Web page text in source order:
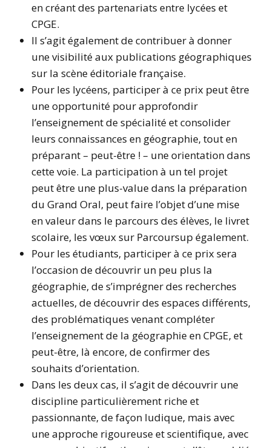
en créant des partenariats entre lycées et
CPGE.
Il s’agit également de contribuer à donner
une visibilité aux publications géographiques
sur la scène éditoriale française.
Pour les lycéens, participer à ce prix peut être
une opportunité pour approfondir
l’enseignement de spécialité et consolider
leurs connaissances en géographie, tout en
préparant – peut-être ! – une orientation dans
cette voie. La participation à un tel projet
peut être une plus-value dans la préparation
du Grand Oral, peut faire l’objet d’une mise
en valeur dans le parcours des élèves, le livret
scolaire, les vœux sur Parcoursup également.
Pour les étudiants, participer à ce prix sera
l’occasion de découvrir un peu plus la
géographie, de s’imprégner des recherches
actuelles, de découvrir des espaces différents,
des problématiques venant compléter
l’enseignement de la géographie en CPGE, et
peut-être, là encore, de confirmer des
souhaits d’orientation.
Dans les deux cas, il s’agit de découvrir une
discipline particulièrement riche et
passionnante, de façon ludique, mais avec
une approche rigoureuse et scientifique, avec